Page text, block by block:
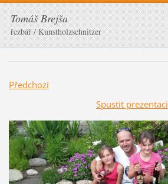
Tomáš Brejša
řezbář / Kunstholzschnitzer
Předchozí
Spustit prezentaci